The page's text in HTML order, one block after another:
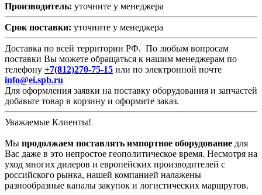
Производитель: уточните у менеджера
Срок поставки: уточните у менеджера
Доставка по всей территории РФ. По любым вопросам
поставки Вы можете обращаться к нашим менеджерам по
телефону +7(812)270-75-15 или по электронной почте
info@ei.spb.ru
Для оформления заявки на поставку оборудования и запчастей
добавьте товар в корзину и оформите заказ.
Уважаемые Клиенты!
Мы продолжаем поставлять импортное оборудование для
Вас даже в это непростое геополитическое время. Несмотря на
уход многих дилеров и европейских производителей с
российского рынка, нашей компанией налажены
разнообразные каналы закупок и логистических маршрутов.